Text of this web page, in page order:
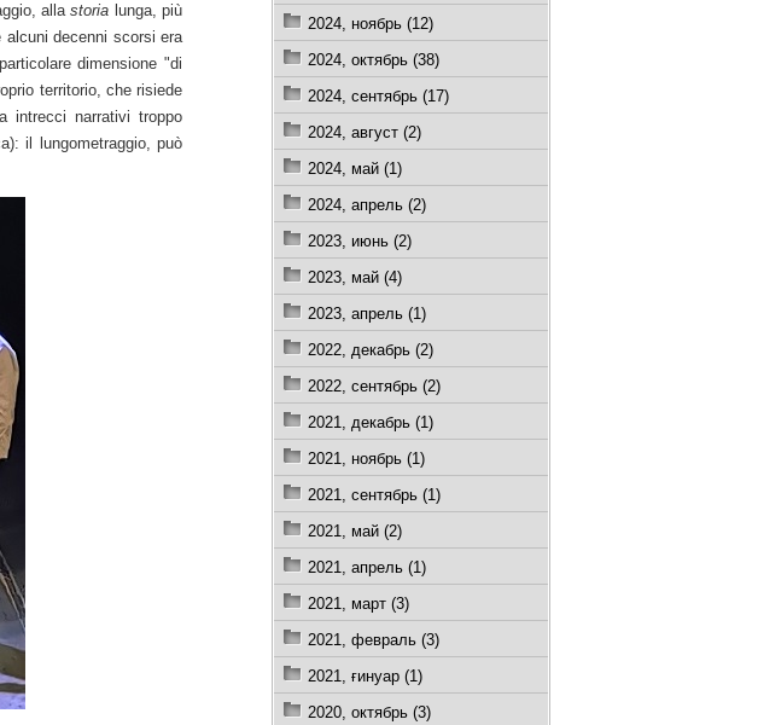
allastoria lunga, più
decenni scorsi era
dimensione "di
territorio, che risiede
intrecci narrativi troppo
il lungometraggio, può
2024, ноябрь (12)
2024, октябрь (38)
2024, сентябрь (17)
2024, август (2)
2024, май (1)
2024, апрель (2)
2023, июнь (2)
2023, май (4)
2023, апрель (1)
2022, декабрь (2)
2022, сентябрь (2)
2021, декабрь (1)
2021, ноябрь (1)
2021, сентябрь (1)
2021, май (2)
2021, апрель (1)
2021, март (3)
2021, февраль (3)
2021, ғинуар (1)
2020, октябрь (3)